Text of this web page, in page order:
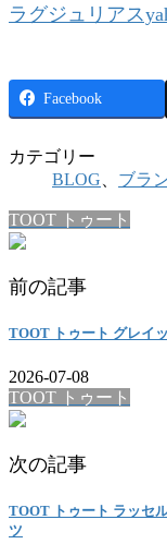
ラグジュリアス
Facebook
カテゴリー
BLOG
ブラ
TOOT トゥート
前の記事
TOOT トゥート グレイ
2026-07-08
TOOT トゥート
次の記事
TOOT トゥート ラッセ
ツ